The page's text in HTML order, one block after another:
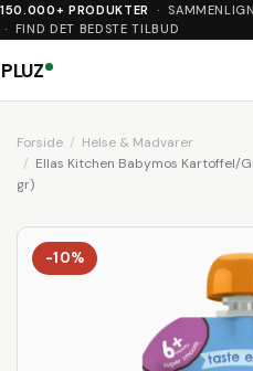
150.000+ PRODUKTER
·
· FIND DET BEDSTE TILBUD
PLUZ
Forside
Helse & Madvarer
Ellas Kitchen Babymos
gr)
-10%